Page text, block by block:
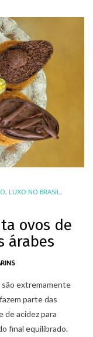
, LUXO NO BRASIL,
ovos de
árabes
são extremamente
parte das
de acidez para
final equilibrado.